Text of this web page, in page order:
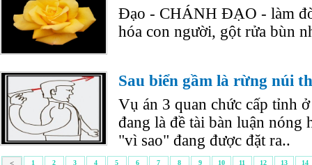
Đạo - CHÁNH ĐẠO - làm
hóa con người, gột rửa bùn
Sau biển gầm là rừng núi
Vụ án 3 quan chức cấp tỉnh
đang là đề tài bàn luận nóng
"vì sao" đang được đặt ra..
< 1 2 3 4 5 6 7 8 9 10 11 12 13
14